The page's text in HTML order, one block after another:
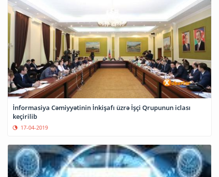
İnformasiya Cəmiyyətinin İnkişafı üzrə İşçi Qrupunun iclası
keçirilib
17-04-2019